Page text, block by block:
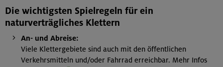
Die wichtigsten Spielregeln für ein
naturverträgliches Klettern
An- und Abreise:
Viele Klettergebiete sind auch mit den öffentlichen
Verkehrsmitteln und/oder Fahrrad erreichbar. Mehr Infos